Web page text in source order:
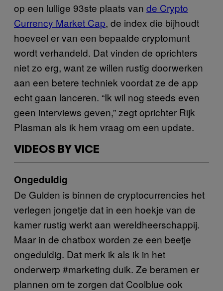
op een lullige 93ste plaats van de Crypto
Currency Market Cap, de index die bijhoudt
hoeveel er van een bepaalde cryptomunt
wordt verhandeld. Dat vinden de oprichters
niet zo erg, want ze willen rustig doorwerken
aan een betere techniek voordat ze de app
echt gaan lanceren. “Ik wil nog steeds even
geen interviews geven,” zegt oprichter Rijk
Plasman als ik hem vraag om een update.
VIDEOS BY VICE
Ongeduldig
De Gulden is binnen de cryptocurrencies het
verlegen jongetje dat in een hoekje van de
kamer rustig werkt aan wereldheerschappij.
Maar in de chatbox worden ze een beetje
ongeduldig. Dat merk ik als ik in het
onderwerp #marketing duik. Ze beramen er
plannen om te zorgen dat Coolblue ook